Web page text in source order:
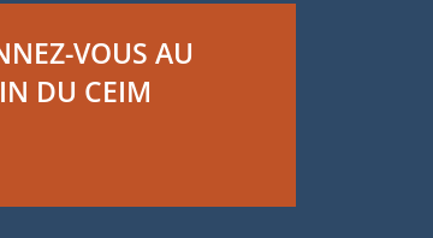
VOUS AU
DU CEIM